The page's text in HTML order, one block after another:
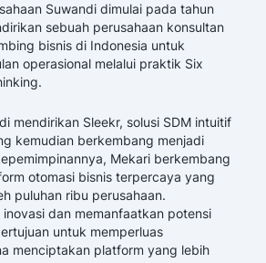
Suwandi dimulai pada tahun
sebuah perusahaan konsultan
bisnis di Indonesia untuk
operasional melalui praktik Six
mendirikan Sleekr, solusi SDM intuitif
kemudian berkembang menjadi
Mekari berkembang
otomasi bisnis terpercaya yang
puluhan ribu perusahaan.
dan memanfaatkan potensi
untuk memperluas
menciptakan platform yang lebih